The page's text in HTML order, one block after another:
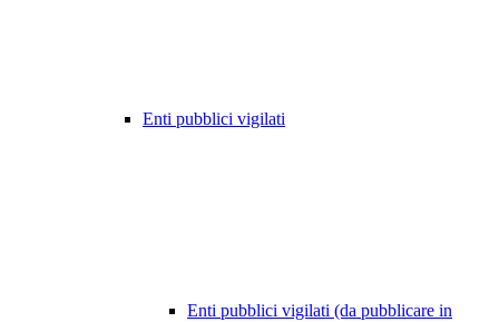
Enti pubblici vigilati
Enti pubblici vigilati (da pubblicare in